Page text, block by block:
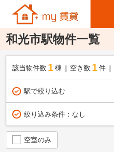
和光市駅物件一覧
該当物件数 1棟 空き数 1 件
駅で絞り込む
絞り込み条件： なし
空室のみ